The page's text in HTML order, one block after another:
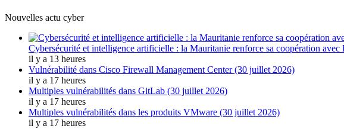
Nouvelles actu cyber
Cybersécurité et intelligence artificielle : la Mauritanie renforce sa coopération avec
il y a 13 heures
Vulnérabilité dans Cisco Firewall Management Center (30 juillet 2026)
il y a 17 heures
Multiples vulnérabilités dans GitLab (30 juillet 2026)
il y a 17 heures
Multiples vulnérabilités dans les produits VMware (30 juillet 2026)
il y a 17 heures